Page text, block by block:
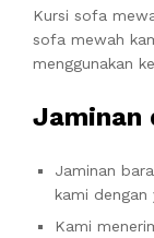
Kursi sofa
sofa mewah
menggunakan
Jaminan
Jaminan
kami dengan
Kami